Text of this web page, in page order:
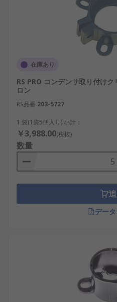
在庫あり
RS PRO コンデンサ取り付け
ロン
RS品番 203-5727
1 袋(1袋5個入り) 小計：
￥3,988.00(税抜)
数量
デー